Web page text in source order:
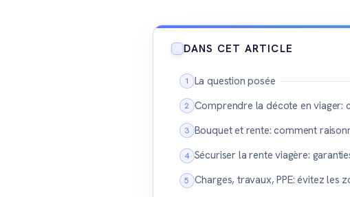
DANS CET ARTICLE
La question posée
Comprendre la décote en viager:
Bouquet et rente: comment
Sécuriser la rente viagère:
Charges, travaux, PPE: évitez les